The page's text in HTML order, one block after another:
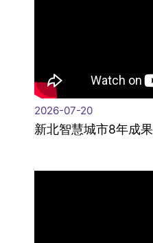
2026-07-20
新北智慧城市8年成果